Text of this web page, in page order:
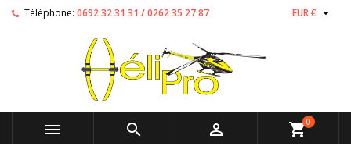
Téléphone: 0692 32 31 31 / 0262 35 27 87 EUR € 
   shopping_cart0